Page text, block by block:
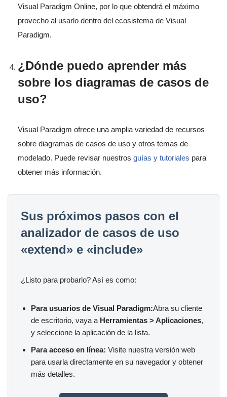
Visual Paradigm Online, por lo que obtendrá el máximo
provecho al usarlo dentro del ecosistema de Visual
Paradigm.
¿Dónde puedo aprender más
sobre los diagramas de casos de
uso?
Visual Paradigm ofrece una amplia variedad de recursos
sobre diagramas de casos de uso y otros temas de
modelado. Puede revisar nuestros guías y tutoriales para
obtener más información.
Sus próximos pasos con el
analizador de casos de uso
«extend» e «include»
¿Listo para probarlo? Así es como:
Para usuarios de Visual Paradigm:Abra su cliente
de escritorio, vaya a Herramientas > Aplicaciones,
y seleccione la aplicación de la lista.
Para acceso en línea: Visite nuestra versión web
para usarla directamente en su navegador y obtener
más detalles.